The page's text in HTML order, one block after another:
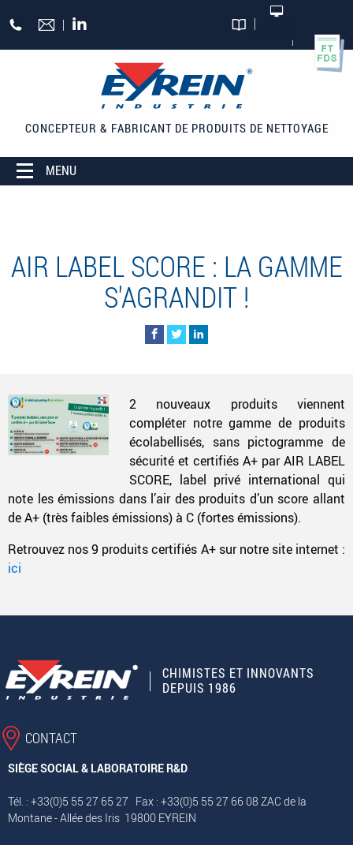
+33
(0)5
MARCHAND
CONCEPTEUR & FABRICANT DE PRODUITS DE NETTOYAGE
MENU
AIR LABEL SCORE : LA GAMME
S'AGRANDIT !
2 nouveaux produits viennent
compléter notre gamme de produits
écolabellisés, sans pictogramme de
sécurité et certifiés A+ par AIR LABEL
SCORE, label privé international qui
note les émissions dans l’air des produits d’un score allant
de A+ (très faibles émissions) à C (fortes émissions).
Retrouvez nos 9 produits certifiés A+ sur notre site internet :
ici
CHIMISTES ET INNOVANTS
DEPUIS 1986
CONTACT
SIÈGE SOCIAL & LABORATOIRE R&D
Tél. : +33(0)5 55 27 65 27 Fax : +33(0)5 55 27 66 08 ZAC de la
Montane - Allée des Iris 19800 EYREIN